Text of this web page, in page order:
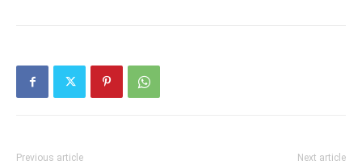
Previous article Next article